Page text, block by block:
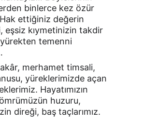
binlerce kez özür
ettiğiniz değerin
eşsiz kıymetinizin takdir
temenni
merhamet timsali,
yüreklerimizde açan
Hayatımızın
huzuru,
direği, baş taçlarımız.